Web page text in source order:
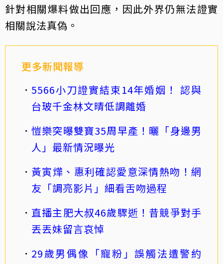
針對相關爆料做出回應，因此外界仍無法證實
相關說法真偽。
更多新聞報導
5566小刀證實結束14年婚姻！ 認與
台玻千金林文晴低調離婚
愷樂突曝雙寶35周早產！曬「身邊男
人」最新情況曝光
黃寅燁、惠利確認愛意深情熱吻！網
友「調亮影片」細看舌吻過程
直播主肥大叔46歲驟逝！昔競爭對手
丟丟妹留言哀悼
29歲男偶像「寵粉」誤觸法遭警約